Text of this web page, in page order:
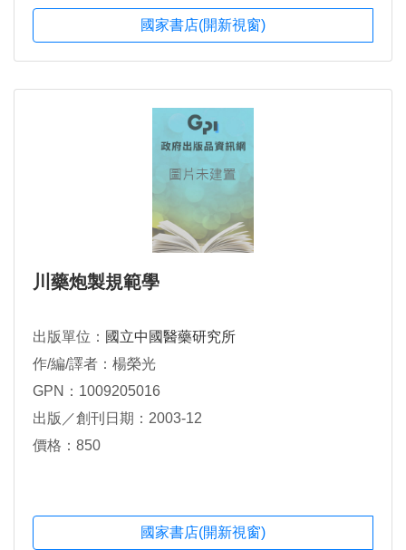
國家書店(開新視窗)
川藥炮製規範學
出版單位： 國立中國醫藥研究所
作/編/譯者：楊榮光
GPN：1009205016
出版／創刊日期：2003-12
價格：850
國家書店(開新視窗)